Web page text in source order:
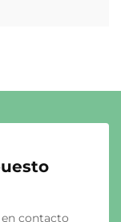
contacto